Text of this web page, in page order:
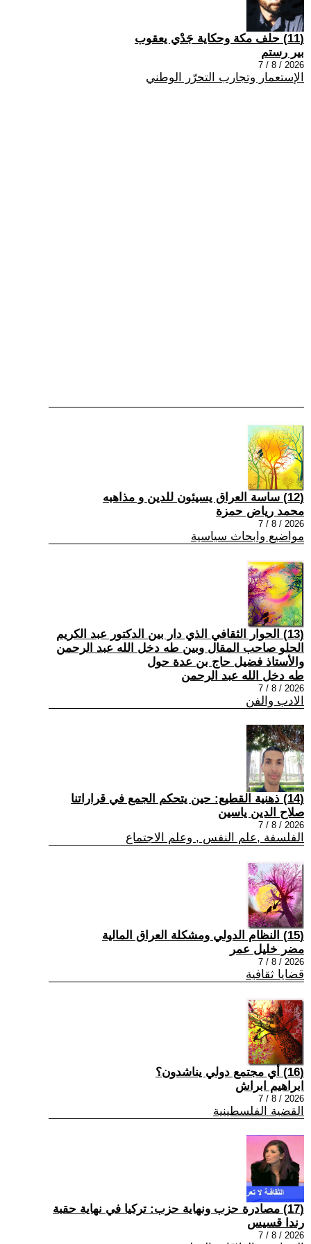
(11) حلف مكة وحكاية جَدْي يعقوب
بير رستم
2026 / 8 / 7
الإستعمار وتجارب التحرّر الوطني
(12) ساسة العراق يسيئون للدين و مذاهبه
محمد رياض حمزة
2026 / 8 / 7
مواضيع وابحاث سياسية
(13) الحوار الثقافي الذي دار بين الدكتور عبد الكريم
الحلو صاحب المقال وبين طه دخل الله عبد الرحمن
والأستاذ فضيل حاج بن عدة حول
طه دخل الله عبد الرحمن
2026 / 8 / 7
الادب والفن
(14) ذهنية القطيع: حين يتحكم الجمع في قراراتنا
صلاح الدين ياسين
2026 / 8 / 7
الفلسفة ,علم النفس , وعلم الاجتماع
(15) النظام الدولي ومشكلة العراق المالية
مضر خليل عمر
2026 / 8 / 7
قضايا ثقافية
(16) أي مجتمع دولي يناشدون؟
ابراهيم ابراش
2026 / 8 / 7
القضية الفلسطينية
(17) مصادرة حزب ونهاية حزب: تركيا في نهاية حقبة
رندا قسيس
2026 / 8 / 7